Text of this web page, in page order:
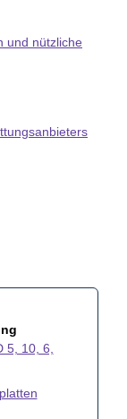
und nützliche
5, 10, 6,